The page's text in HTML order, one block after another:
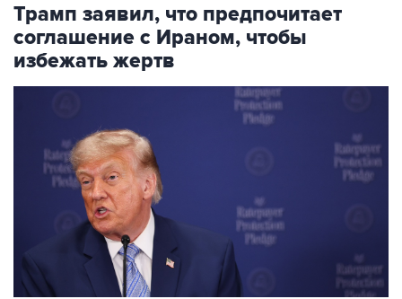
Трамп заявил, что предпочитает
соглашение с Ираном, чтобы
избежать жертв